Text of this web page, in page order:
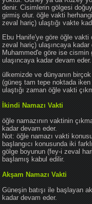
denir. Cisimlerin gölgesi
girmiş olur. öğle vakti
zeval hariç) ulaştığı vakte
Ebu Hanife'ye göre öğle
zeval hariç) ulaşıncaya
Muhammed'e göre ise
ulaşıncaya kadar devam
ülkemizde ve dünyanın
(güneş tam tepe noktada
ulaştığı zaman öğle vakti
İkindi Namazı Vakti
öğle namazının vaktinin
kadar devam eder.
Not: öğle namazı vakti
başlangıcı konusunda iki
gölge boyunun (fey-i zeval
başlamış kabul edilir.
Akşam Namazı Vakti
Güneşin batışı ile başlayan
kadar devam eder.